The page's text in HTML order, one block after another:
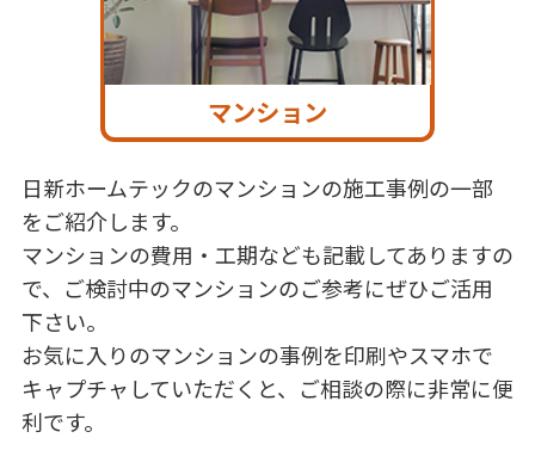
マンション
日新ホームテックのマンションの施工事例の一部
をご紹介します。
マンションの費用・工期なども記載してありますの
で、ご検討中のマンションのご参考にぜひご活用
下さい。
お気に入りのマンションの事例を印刷やスマホで
キャプチャしていただくと、ご相談の際に非常に便
利です。